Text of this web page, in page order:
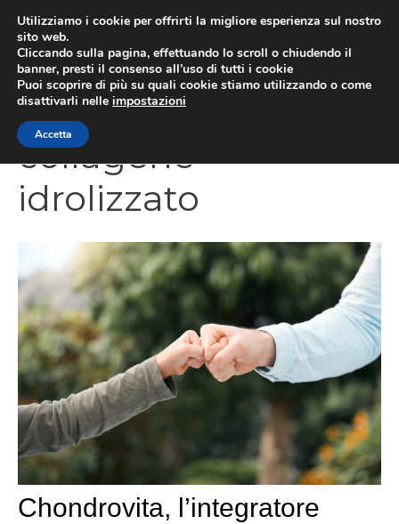
contenuto
collagene
idrolizzato
Chondrovita, l’integratore
Utilizziamo i cookie per offrirti la migliore esperienza sul nostro
sito web.
Cliccando sulla pagina, effettuando lo scroll o chiudendo il
banner, presti il consenso all’uso di tutti i cookie
Puoi scoprire di più su quali cookie stiamo utilizzando o come
disattivarli nelle impostazioni
Accetta